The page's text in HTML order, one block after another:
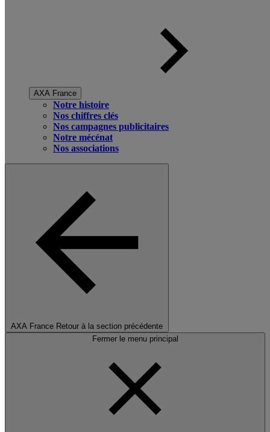
AXA France
Notre histoire
Nos chiffres clés
Nos campagnes publicitaires
Notre mécénat
Nos associations
AXA France Retour à la section précédente
Fermer le menu principal